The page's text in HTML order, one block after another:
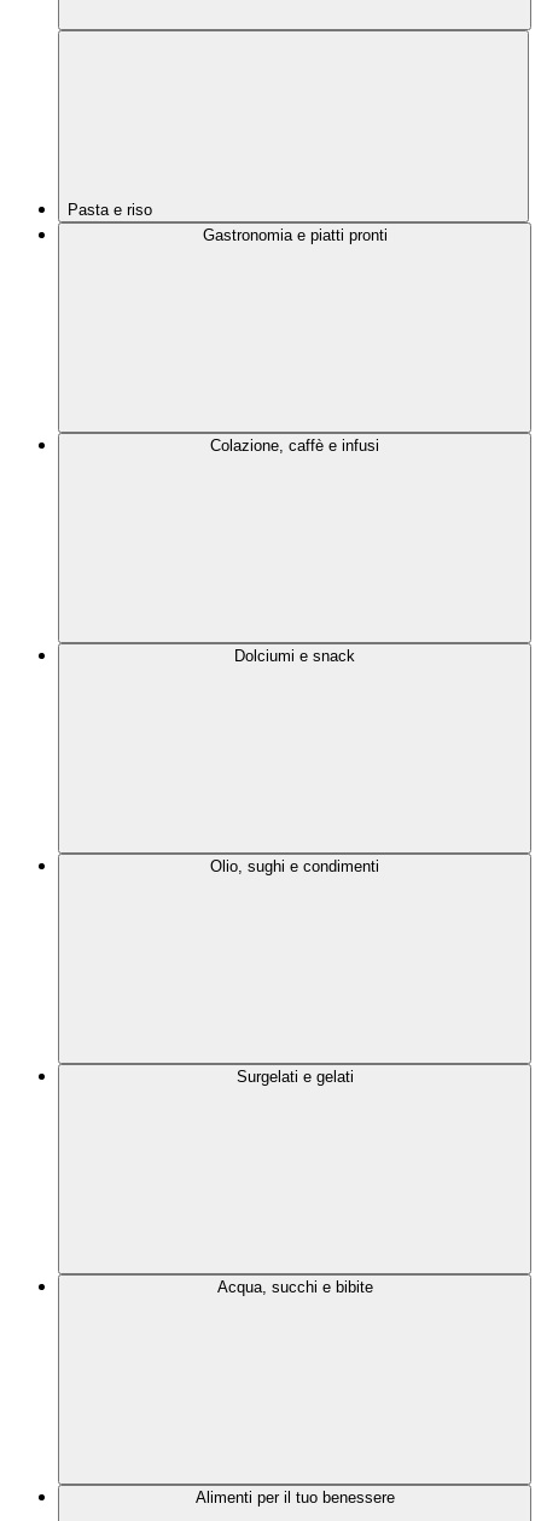
Pasta e riso
Gastronomia e piatti pronti
Colazione, caffè e infusi
Dolciumi e snack
Olio, sughi e condimenti
Surgelati e gelati
Acqua, succhi e bibite
Alimenti per il tuo benessere